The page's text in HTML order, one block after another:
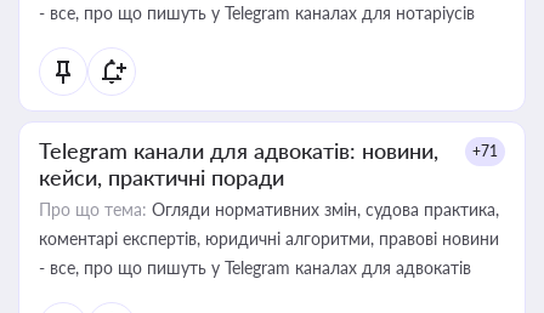
- все, про що пишуть у Telegram каналах для нотаріусів
Telegram канали для адвокатів: новини,
кейси, практичні поради
+71
Про що тема: Огляди нормативних змін, судова практика,
коментарі експертів, юридичні алгоритми, правові новини
- все, про що пишуть у Telegram каналах для адвокатів